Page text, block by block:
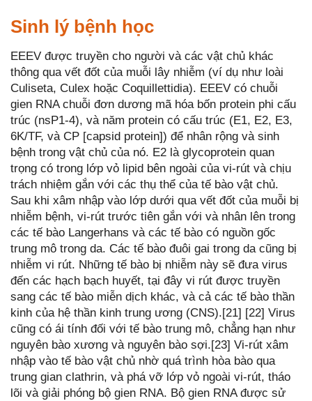
Sinh lý bệnh học
EEEV được truyền cho người và các vật chủ khác
thông qua vết đốt của muỗi lây nhiễm (ví dụ như loài
Culiseta, Culex hoặc Coquillettidia). EEEV có chuỗi
gien RNA chuỗi đơn dương mã hóa bốn protein phi cấu
trúc (nsP1-4), và năm protein có cấu trúc (E1, E2, E3,
6K/TF, và CP [capsid protein]) để nhân rộng và sinh
bệnh trong vật chủ của nó. E2 là glycoprotein quan
trọng có trong lớp vỏ lipid bên ngoài của vi-rút và chịu
trách nhiệm gắn với các thụ thể của tế bào vật chủ.
Sau khi xâm nhập vào lớp dưới qua vết đốt của muỗi bị
nhiễm bệnh, vi-rút trước tiên gắn với và nhân lên trong
các tế bào Langerhans và các tế bào có nguồn gốc
trung mô trong da. Các tế bào đuôi gai trong da cũng bị
nhiễm vi rút. Những tế bào bị nhiễm này sẽ đưa virus
đến các hạch bạch huyết, tại đây vi rút được truyền
sang các tế bào miễn dịch khác, và cả các tế bào thần
kinh của hệ thần kinh trung ương (CNS).[21] [22] Virus
cũng có ái tính đối với tế bào trung mô, chẳng hạn như
nguyên bào xương và nguyên bào sợi.[23] Vi-rút xâm
nhập vào tế bào vật chủ nhờ quá trình hòa bào qua
trung gian clathrin, và phá vỡ lớp vỏ ngoài vi-rút, tháo
lõi và giải phóng bộ gien RNA. Bộ gien RNA được sử